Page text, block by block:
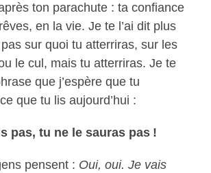
ton parachute : ta confiance
en la vie. Je te l’ai dit plus
sur quoi tu atterriras, sur les
le cul, mais tu atterriras. Je te
que j’espère que tu
que tu lis aujourd’hui :
pas, tu ne le sauras pas !
pensent : Oui, oui. Je vais